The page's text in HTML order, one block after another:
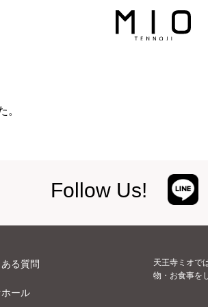
。
Follow Us!
る質問
ール
天王寺ミオで
物・お食事を